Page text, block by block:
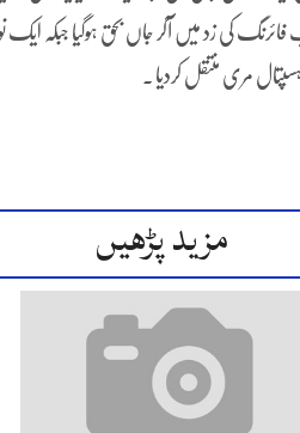
نوجوان چوہدری زوہیب فائرنگ کی زد میں آکر جاں بحق
مزید پڑھیں